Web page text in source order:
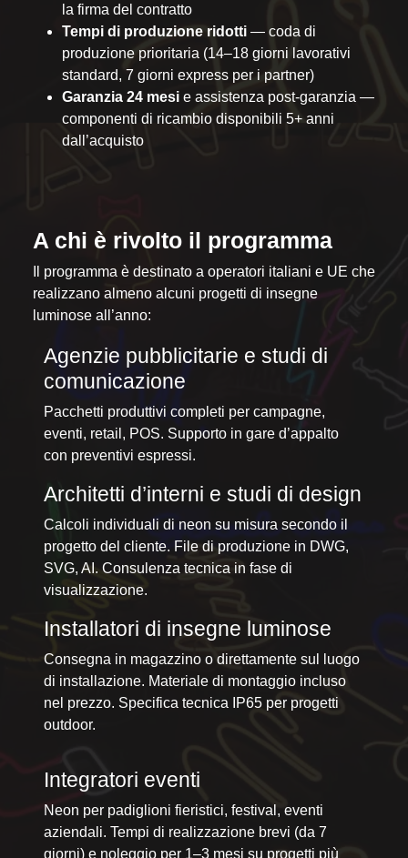
la firma del contratto
Tempi di produzione ridotti — coda di
produzione prioritaria (14–18 giorni lavorativi
standard, 7 giorni express per i partner)
Garanzia 24 mesi e assistenza post-garanzia —
componenti di ricambio disponibili 5+ anni
dall’acquisto
A chi è rivolto il programma
Il programma è destinato a operatori italiani e UE che
realizzano almeno alcuni progetti di insegne
luminose all’anno:
Agenzie pubblicitarie e studi di
comunicazione
Pacchetti produttivi completi per campagne,
eventi, retail, POS. Supporto in gare d’appalto
con preventivi espressi.
Architetti d’interni e studi di design
Calcoli individuali di neon su misura secondo il
progetto del cliente. File di produzione in DWG,
SVG, AI. Consulenza tecnica in fase di
visualizzazione.
Installatori di insegne luminose
Consegna in magazzino o direttamente sul luogo
di installazione. Materiale di montaggio incluso
nel prezzo. Specifica tecnica IP65 per progetti
outdoor.
Integratori eventi
Neon per padiglioni fieristici, festival, eventi
aziendali. Tempi di realizzazione brevi (da 7
giorni) e noleggio per 1–3 mesi su progetti più